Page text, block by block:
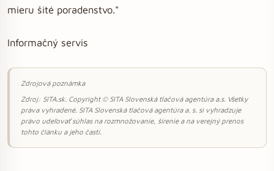
mieru šité poradenstvo."
Informačný servis
Zdrojová poznámka
Zdroj: SITA.sk. Copyright © SITA Slovenská tlačová agentúra a.s. Všetky
práva vyhradené. SITA Slovenská tlačová agentúra a. s. si vyhradzuje
právo udeľovať súhlas na rozmnožovanie, šírenie a na verejný prenos
tohto článku a jeho častí.